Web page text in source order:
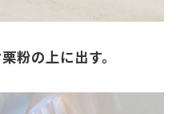
粉の上に出す。